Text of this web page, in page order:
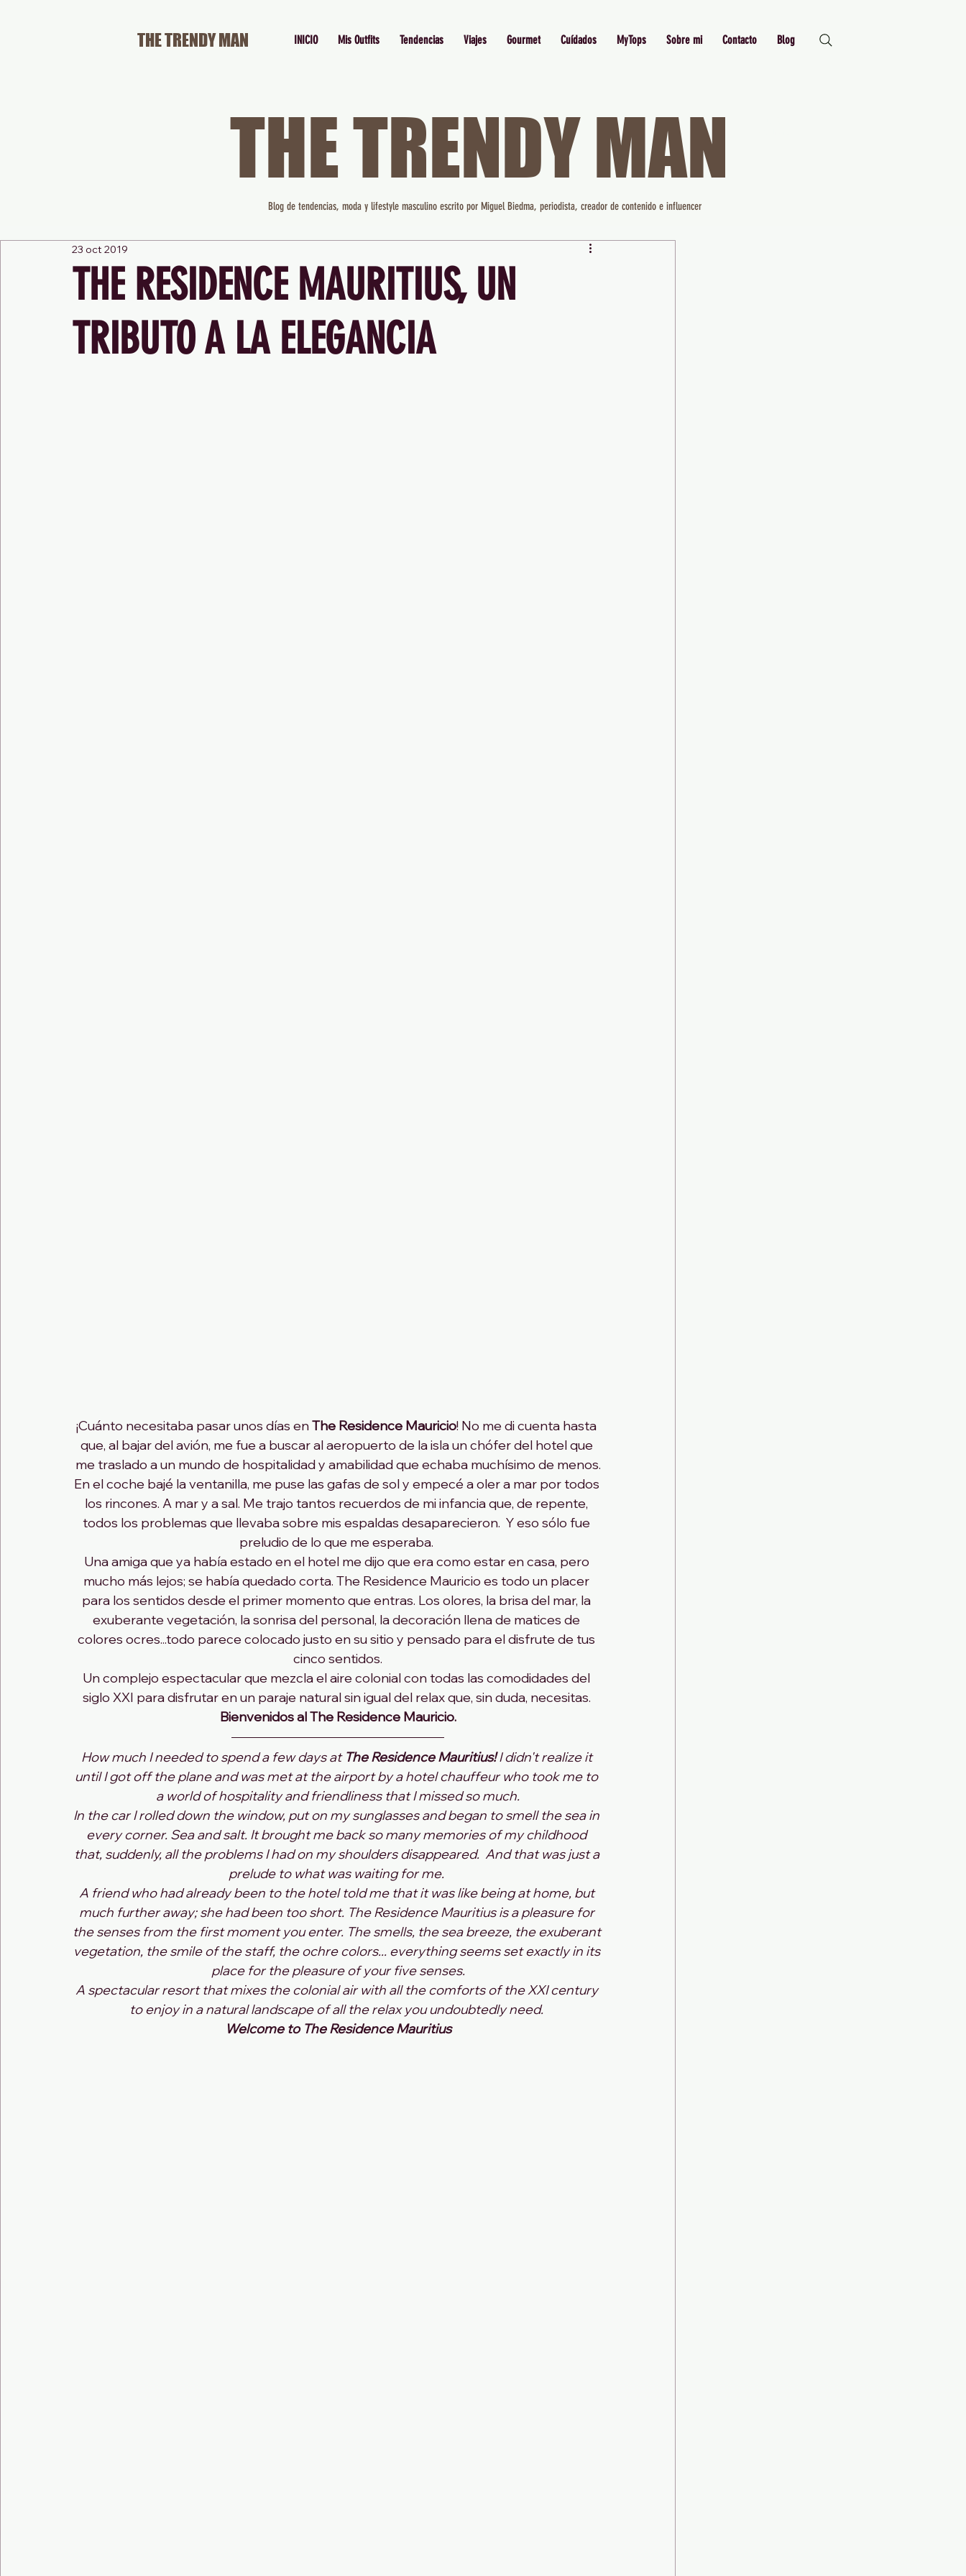
INICIO Mis Outfits Tendencias Viajes Gourmet Cuídados MyTops Sobre mi Contacto Blog
THE TRENDY MAN
THE RESIDENCE MAURITIUS, UN
TRIBUTO A LA ELEGANCIA
23 oct 2019
¡Cuánto necesitaba pasar unos días en The Residence Mauricio! No me di cuenta hasta
que, al bajar del avión, me fue a buscar al aeropuerto de la isla un chófer del hotel que
me traslado a un mundo de hospitalidad y amabilidad que echaba muchísimo de menos.
En el coche bajé la ventanilla, me puse las gafas de sol y empecé a oler a mar por todos
los rincones. A mar y a sal. Me trajo tantos recuerdos de mi infancia que, de repente,
todos los problemas que llevaba sobre mis espaldas desaparecieron.  Y eso sólo fue
preludio de lo que me esperaba.
Una amiga que ya había estado en el hotel me dijo que era como estar en casa, pero
mucho más lejos; se había quedado corta. The Residence Mauricio es todo un placer
para los sentidos desde el primer momento que entras. Los olores, la brisa del mar, la
exuberante vegetación, la sonrisa del personal, la decoración llena de matices de
colores ocres...todo parece colocado justo en su sitio y pensado para el disfrute de tus
cinco sentidos.
Un complejo espectacular que mezcla el aire colonial con todas las comodidades del
siglo XXI para disfrutar en un paraje natural sin igual del relax que, sin duda, necesitas.
Bienvenidos al The Residence Mauricio.
How much I needed to spend a few days at The Residence Mauritius! I didn't realize it
until I got off the plane and was met at the airport by a hotel chauffeur who took me to
a world of hospitality and friendliness that I missed so much.
In the car I rolled down the window, put on my sunglasses and began to smell the sea in
every corner. Sea and salt. It brought me back so many memories of my childhood
that, suddenly, all the problems I had on my shoulders disappeared.  And that was just a
prelude to what was waiting for me.
A friend who had already been to the hotel told me that it was like being at home, but
much further away; she had been too short. The Residence Mauritius is a pleasure for
the senses from the first moment you enter. The smells, the sea breeze, the exuberant
vegetation, the smile of the staff, the ochre colors... everything seems set exactly in its
place for the pleasure of your five senses.
A spectacular resort that mixes the colonial air with all the comforts of the XXI century
to enjoy in a natural landscape of all the relax you undoubtedly need.
Welcome to The Residence Mauritius
Blog de tendencias, moda y lifestyle masculino escrito por Miguel Biedma, periodista, creador de contenido e influencer
THE TRENDY MAN